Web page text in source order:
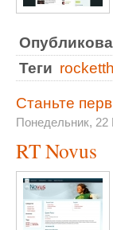
Теги
Станьте
Понедельник, 22
RT Novus